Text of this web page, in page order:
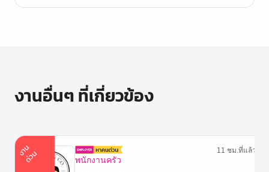
งานอื่นๆ ที่เกี่ยวข้อง
ง
า
น
ด่
ว
น พนักงานครัว
11 ชม.ที่แล้ว